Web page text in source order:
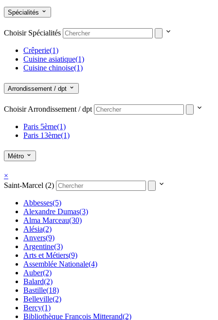
Spécialités
Choisir Spécialités
Crêperie(1)
Cuisine asiatique(1)
Cuisine chinoise(1)
Arrondissement / dpt
Choisir Arrondissement / dpt
Paris 5ème(1)
Paris 13ème(1)
Métro
×
Saint-Marcel (2)
Abbesses(5)
Alexandre Dumas(3)
Alma Marceau(30)
Alésia(2)
Anvers(9)
Argentine(3)
Arts et Métiers(9)
Assemblée Nationale(4)
Auber(2)
Balard(2)
Bastille(18)
Belleville(2)
Bercy(1)
Bibliothèque François Mitterand(2)